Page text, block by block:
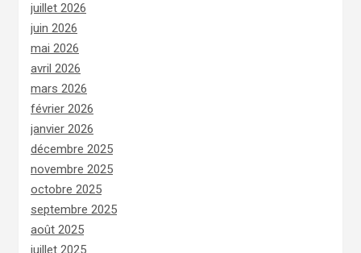
juillet 2026
juin 2026
mai 2026
avril 2026
mars 2026
février 2026
janvier 2026
décembre 2025
novembre 2025
octobre 2025
septembre 2025
août 2025
juillet 2025